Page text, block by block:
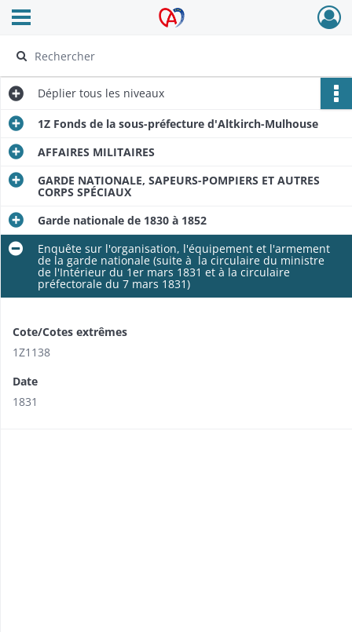
Archives Alsace - Colmar
Ouvrir le menu déroulant
Déplier tous les niveaux
1Z Fonds de la sous-préfecture d'Altkirch-Mulhouse
AFFAIRES MILITAIRES
GARDE NATIONALE, SAPEURS-POMPIERS ET AUTRES
CORPS SPÉCIAUX
Garde nationale de 1830 à 1852
Enquête sur l'organisation, l'équipement et l'armement
de la garde nationale (suite à la circulaire du ministre
de l'Intérieur du 1er mars 1831 et à la circulaire
préfectorale du 7 mars 1831)
Cote/Cotes extrêmes
1Z1138
Date
1831